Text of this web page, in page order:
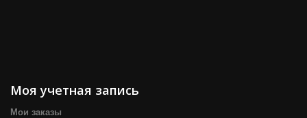
Моя учетная запись
Мои заказы